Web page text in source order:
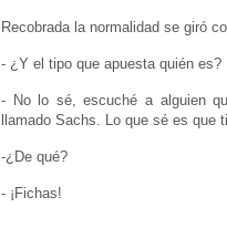
Recobrada la normalidad se giró
- ¿Y el tipo que apuesta quién es?
- No lo sé, escuché a alguien
llamado Sachs. Lo que sé es que
-¿De qué?
- ¡Fichas!